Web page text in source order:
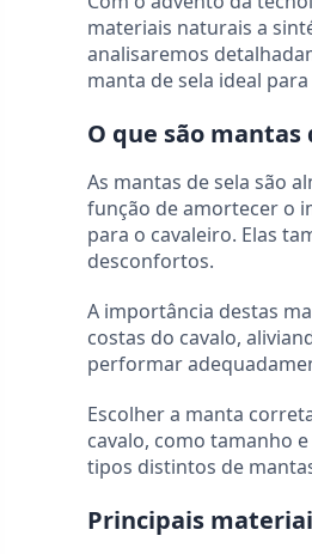
materiais naturais a
analisaremos
manta de sela ideal
O que são
As mantas de sela são
função de amortecer o
para o cavaleiro. Elas
desconfortos.
A importância destas
costas do cavalo,
performar
Escolher a manta
cavalo, como tamanho
tipos distintos de
Principais